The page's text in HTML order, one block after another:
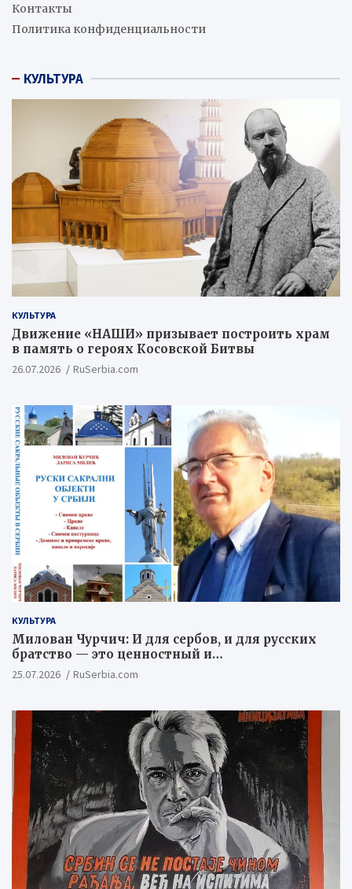
Контакты
Политика конфиденциальности
КУЛЬТУРА
КУЛЬТУРА
Движение «НАШИ» призывает построить храм
в память о героях Косовской Битвы
26.07.2026 RuSerbia.com
КУЛЬТУРА
Милован Чурчич: И для сербов, и для русских
братство — это ценностный и
цивилизационный концепт
25.07.2026 RuSerbia.com